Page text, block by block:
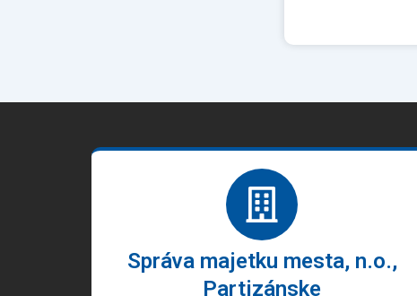
Správa majetku mesta, n.o.,
Partizánske